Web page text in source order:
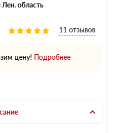
область
11 отзывов
цену! Подробнее